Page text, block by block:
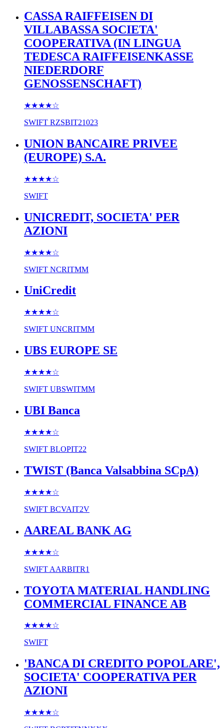
CASSA RAIFFEISEN DI
VILLABASSA SOCIETA'
COOPERATIVA (IN LINGUA
TEDESCA RAIFFEISENKASSE
NIEDERDORF
GENOSSENSCHAFT)
★★★★☆
SWIFT RZSBIT21023
UNION BANCAIRE PRIVEE
(EUROPE) S.A.
★★★★☆
SWIFT
UNICREDIT, SOCIETA' PER
AZIONI
★★★★☆
SWIFT NCRITMM
UniCredit
★★★★☆
SWIFT UNCRITMM
UBS EUROPE SE
★★★★☆
SWIFT UBSWITMM
UBI Banca
★★★★☆
SWIFT BLOPIT22
TWIST (Banca Valsabbina SCpA)
★★★★☆
SWIFT BCVAIT2V
AAREAL BANK AG
★★★★☆
SWIFT AARBITR1
TOYOTA MATERIAL HANDLING
COMMERCIAL FINANCE AB
★★★★☆
SWIFT
'BANCA DI CREDITO POPOLARE',
SOCIETA' COOPERATIVA PER
AZIONI
★★★★☆